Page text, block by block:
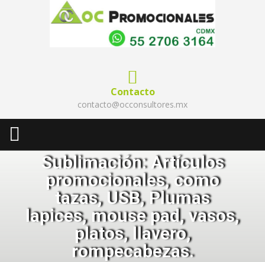
Contacto
contacto@occonsultores.mx
Sublimación: Artículos
promocionales, como
tazas, USB, Plumas
lapices, mouse pad, vasos,
platos, llavero,
rompecabezas.